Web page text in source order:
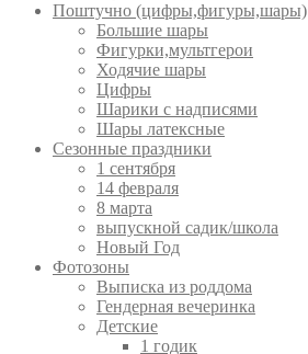
Поштучно (цифры,фигуры,шары)
Большие шары
Фигурки,мультгерои
Ходячие шары
Цифры
Шарики с надписями
Шары латексные
Сезонные праздники
1 сентября
14 февраля
8 марта
выпускной садик/школа
Новый Год
Фотозоны
Выписка из роддома
Гендерная вечеринка
Детские
1 годик